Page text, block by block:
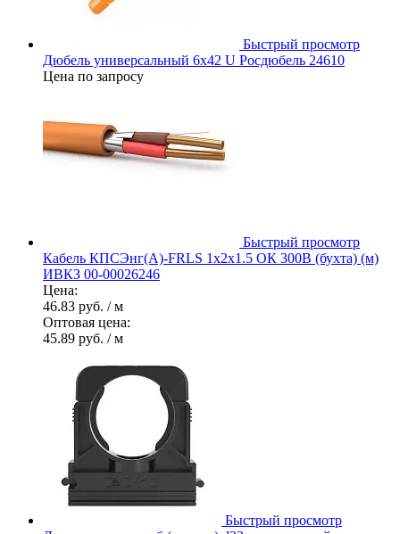
Быстрый просмотр
Дюбель универсальный 6х42 U Росдюбель 24610
Цена по запросу
Быстрый просмотр
Кабель КПСЭнг(А)-FRLS 1х2х1.5 ОК 300В (бухта) (м)
ИВКЗ 00-00026246
Цена:
46.83 руб. / м
Оптовая цена:
45.89 руб. / м
Быстрый просмотр